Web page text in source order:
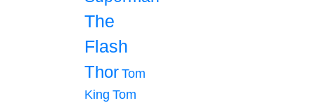
The
Flash
Thor Tom
King Tom